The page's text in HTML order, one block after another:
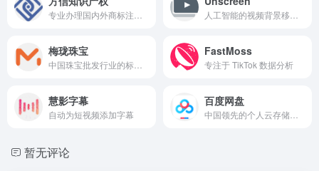
梅珑珠宝 FastMoss
专注于 TikTok 数据分析
慧影字幕
自动为短视频添加字幕
百度网盘
暂无评论